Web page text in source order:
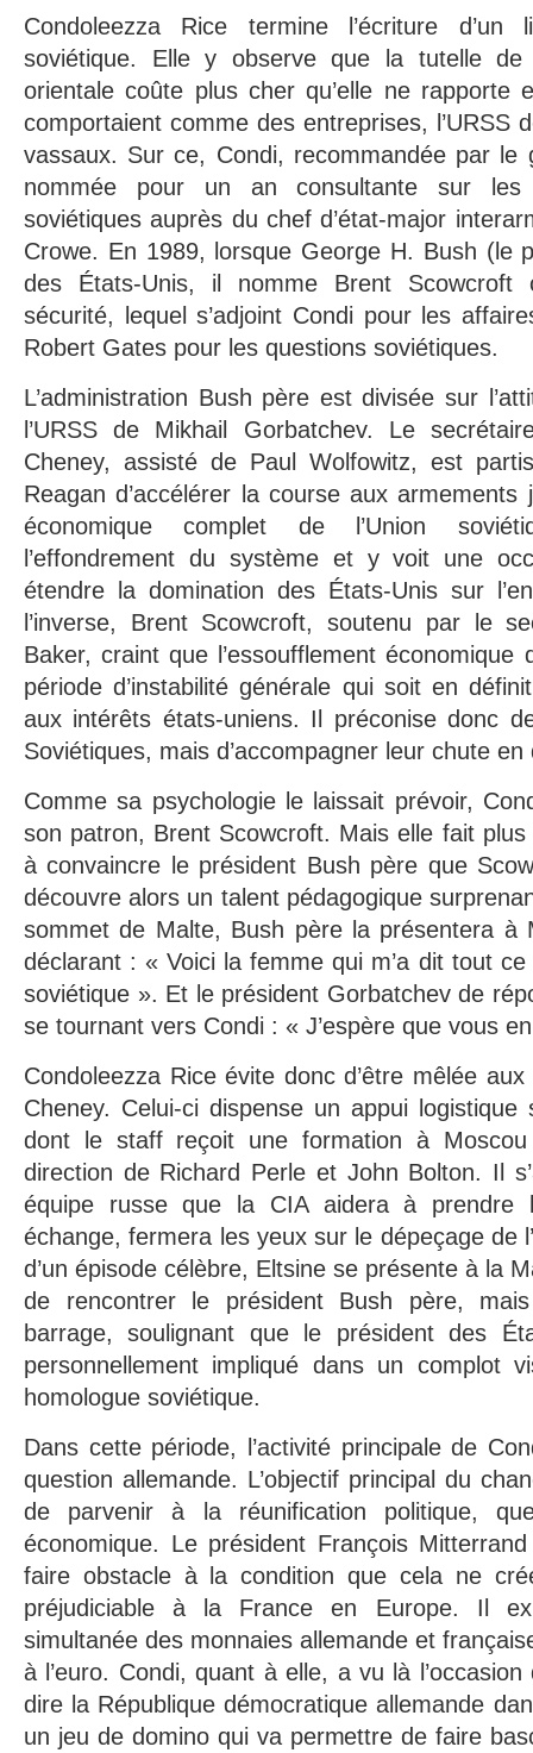
Condoleezza Rice termine l’écriture
soviétique. Elle y observe que la tutelle de
orientale coûte plus cher qu’elle ne
comportaient comme des entreprises, l’URSS
vassaux. Sur ce, Condi, recommandée par le
nommée pour un an consultante sur les
soviétiques auprès du chef d’état-major
Crowe. En 1989, lorsque George H. Bush (le
des États-Unis, il nomme Brent Scowcroft
sécurité, lequel s’adjoint Condi pour les
Robert Gates pour les questions soviétiques.
L’administration Bush père est divisée sur
l’URSS de Mikhail Gorbatchev. Le
Cheney, assisté de Paul Wolfowitz, est
Reagan d’accélérer la course aux armements
économique complet de l’Union
l’effondrement du système et y voit une
étendre la domination des États-Unis sur
l’inverse, Brent Scowcroft, soutenu par le
Baker, craint que l’essoufflement économique
période d’instabilité générale qui soit en
aux intérêts états-uniens. Il préconise donc
Soviétiques, mais d’accompagner leur chute en
Comme sa psychologie le laissait prévoir,
son patron, Brent Scowcroft. Mais elle fait plus
à convaincre le président Bush père que
découvre alors un talent pédagogique
sommet de Malte, Bush père la présentera à
déclarant : « Voici la femme qui m’a dit tout ce
soviétique ». Et le président Gorbatchev de
se tournant vers Condi : « J’espère que vous
Condoleezza Rice évite donc d’être mêlée
Cheney. Celui-ci dispense un appui
dont le staff reçoit une formation à
direction de Richard Perle et John Bolton. Il
équipe russe que la CIA aidera à
échange, fermera les yeux sur le dépeçage de
d’un épisode célèbre, Eltsine se présente à la
de rencontrer le président Bush père,
barrage, soulignant que le président des
personnellement impliqué dans un complot
homologue soviétique.
Dans cette période, l’activité principale de
question allemande. L’objectif principal du
de parvenir à la réunification politique,
économique. Le président François
faire obstacle à la condition que cela ne
préjudiciable à la France en Europe. Il
simultanée des monnaies allemande et
à l’euro. Condi, quant à elle, a vu là
dire la République démocratique allemande
un jeu de domino qui va permettre de faire